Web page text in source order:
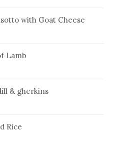
with Goat Cheese
Lamb
& gherkins
Rice